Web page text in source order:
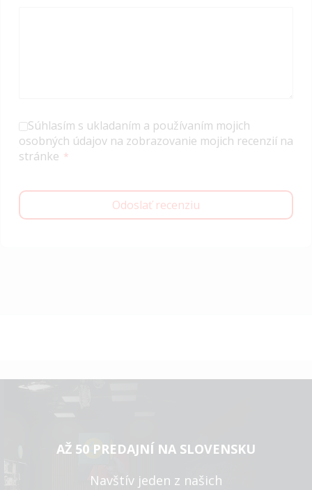
Súhlasím s ukladaním a používaním mojich
osobných údajov na zobrazovanie mojich recenzií na
stránke
Odoslať recenziu
AŽ 50 PREDAJNÍ NA SLOVENSKU
Navštív jeden z našich